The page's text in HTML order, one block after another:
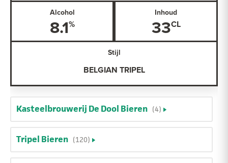
Alcohol
8.1
Inhoud
33
Stijl
BELGIAN TRIPEL
Kasteelbrouwerij De Dool Bieren (4)
Tripel Bieren (120)